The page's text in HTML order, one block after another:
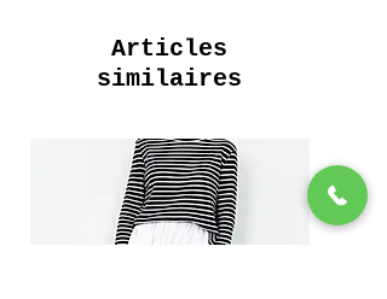
90 % Coton 10 % Polyester
__________________________
90 % Coton 10 % Polyester
Articles
similaires